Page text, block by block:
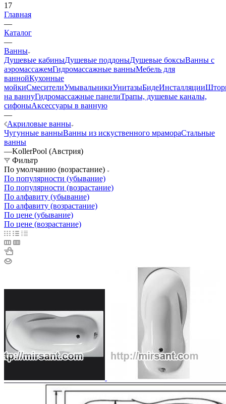
17
Главная
—
Каталог
—
Ванны
Душевые кабиныДушевые поддоныДушевые боксыВанны с
аэромассажемГидромассажные ванныМебель для
ваннойКухонные
мойкиСмесителиУмывальникиУнитазыБидеИнсталляции
на ваннуГидромассажные панелиТрапы, душевые каналы,
сифоныАксессуары в ванную
—
Акриловые ванны
Чугунные ванныВанны из искуственного мрамораСтальные
ванны
—KollerPool (Австрия)
Фильтр
По умолчанию (возрастание)
По популярности (убывание)
По популярности (возрастание)
По алфавиту (убывание)
По алфавиту (возрастание)
По цене (убывание)
По цене (возрастание)